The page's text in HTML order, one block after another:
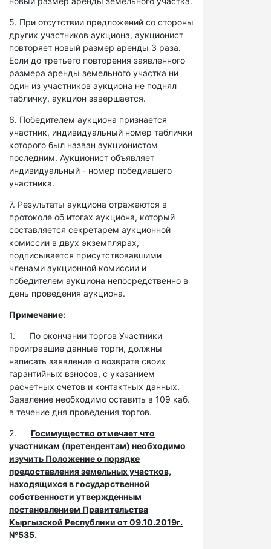
5. При отсутствии предложений со стороны
других участников аукциона, аукционист
повторяет новый размер аренды 3 раза.
Если до третьего повторения заявленного
размера аренды земельного участка ни
один из участников аукциона не поднял
табличку, аукцион завершается.
6. Победителем аукциона признается
участник, индивидуальный номер таблички
которого был назван аукционистом
последним. Аукционист объявляет
индивидуальный - номер победившего
участника.
7. Результаты аукциона отражаются в
протоколе об итогах аукциона, который
составляется секретарем аукционной
комиссии в двух экземплярах,
подписывается присутствовавшими
членами аукционной комиссии и
победителем аукциона непосредственно в
день проведения аукциона.
Примечание:
1. По окончании торгов Участники
проигравшие данные торги, должны
написать заявление о возврате своих
гарантийных взносов, с указанием
расчетных счетов и контактных данных.
Заявление необходимо оставить в 109 каб.
в течение дня проведения торгов.
2. Госимущество отмечает что
участникам (претендентам) необходимо
изучить Положение о порядке
предоставления земельных участков,
находящихся в государственной
собственности утвержденным
постановлением Правительства
Кыргызской Республики от 09.10.2019г.
№535.